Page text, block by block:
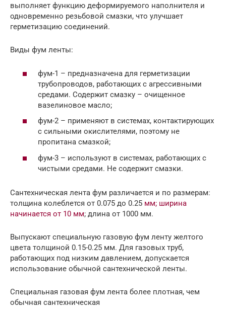
выполняет функцию деформируемого наполнителя и
одновременно резьбовой смазки, что улучшает
герметизацию соединений.
Виды фум ленты:
фум-1 – предназначена для герметизации
трубопроводов, работающих с агрессивными
средами. Содержит смазку – очищенное
вазелиновое масло;
фум-2 – применяют в системах, контактирующих
с сильными окислителями, поэтому не
пропитана смазкой;
фум-3 – используют в системах, работающих с
чистыми средами. Не содержит смазки.
Сантехническая лента фум различается и по размерам:
толщина колеблется от 0.075 до 0.25 мм; ширина
начинается от 10 мм; длина от 1000 мм.
Выпускают специальную газовую фум ленту желтого
цвета толщиной 0.15-0.25 мм. Для газовых труб,
работающих под низким давлением, допускается
использование обычной сантехнической ленты.
Специальная газовая фум лента более плотная, чем
обычная сантехническая